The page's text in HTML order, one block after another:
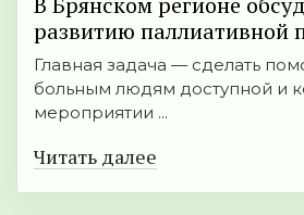
развитию паллиативной
Главная задача — сделать
больным людям доступной и
мероприятии ...
Читать далее